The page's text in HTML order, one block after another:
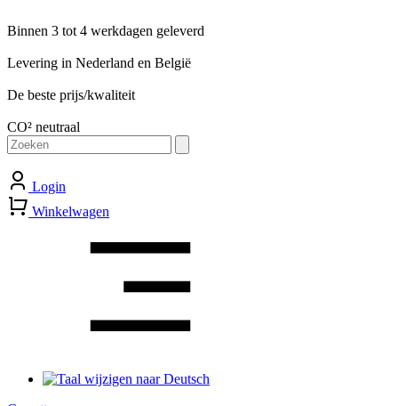
Binnen 3 tot 4 werkdagen geleverd
Levering in Nederland en België
De beste prijs/kwaliteit
CO² neutraal
Zoeken
naar:
Login
Winkelwagen